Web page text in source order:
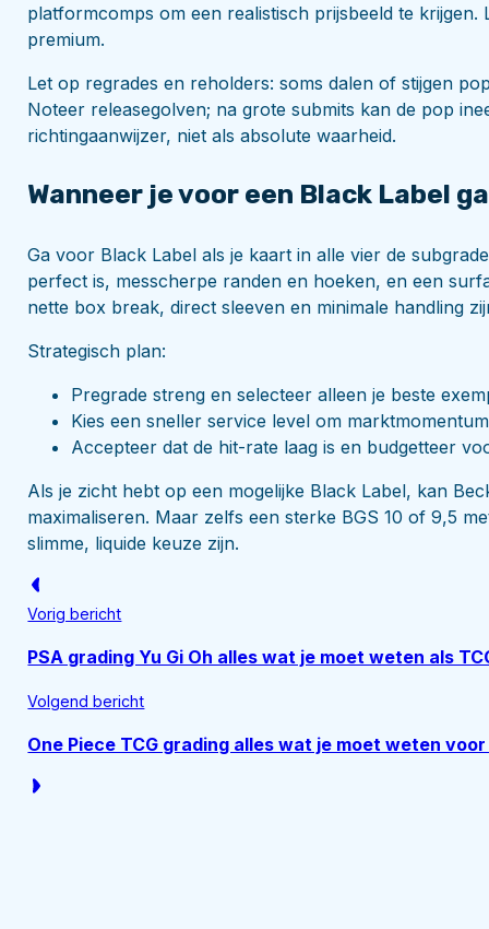
platformcomps om een realistisch prijsbeeld te
premium.
Let op regrades en reholders: soms dalen of stijgen
Noteer releasegolven; na grote submits kan de pop
richtingaanwijzer, niet als absolute waarheid.
Wanneer je voor een Black Label
Ga voor Black Label als je kaart in alle vier de
perfect is, messcherpe randen en hoeken, en een
nette box break, direct sleeven en minimale handling
Strategisch plan:
Pregrade streng en selecteer alleen je beste
Kies een sneller service level om
Accepteer dat de hit-rate laag is en budgetteer
Als je zicht hebt op een mogelijke Black Label, kan
maximaliseren. Maar zelfs een sterke BGS 10 of 9,5
slimme, liquide keuze zijn.
Vorig bericht
PSA grading Yu Gi Oh alles wat je moet weten als
Volgend bericht
One Piece TCG grading alles wat je moet weten